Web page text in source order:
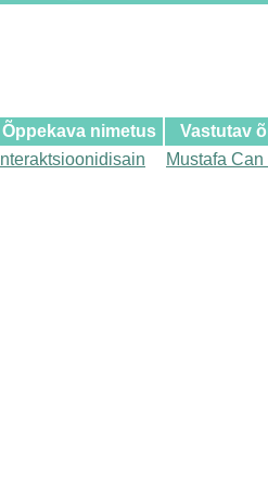
Õppekava nimetus
Vastutav
Interaktsioonidisain Mustafa